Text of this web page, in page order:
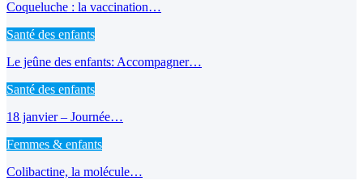
Coqueluche : la vaccination…
Santé des enfants
Le jeûne des enfants: Accompagner…
Santé des enfants
18 janvier – Journée…
Femmes & enfants
Colibactine, la molécule…